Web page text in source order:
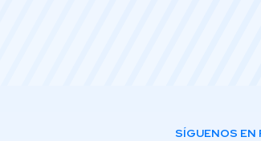
SÍGUENOS EN